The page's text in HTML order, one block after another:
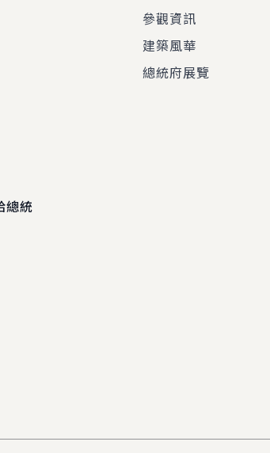
參觀資訊
建築風華
總統府展覽
總統